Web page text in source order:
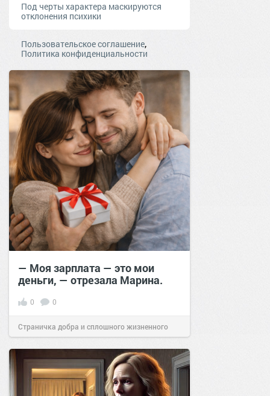
Под черты характера маскируются
отклонения психики
Пользовательское соглашение,
Политика конфиденциальности
— Моя зарплата — это мои
деньги, — отрезала Марина.
0 0
Страничка добра и сплошного жизненного
позитива!15:1831 янв 2026